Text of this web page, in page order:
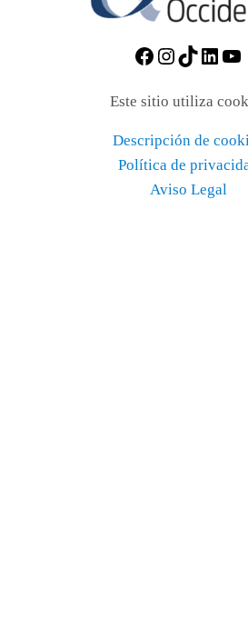
https://
Instagram
TikTok
Este sitio utiliza
Descripción de
Política de
Aviso Legal